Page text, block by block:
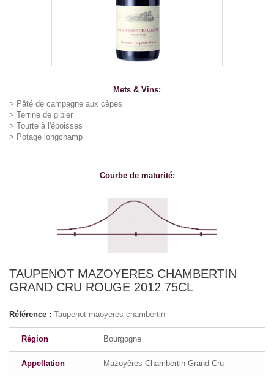
Mets & Vins:
> Pâté de campagne aux cèpes
> Terrine de gibier
> Tourte à l'époisses
> Potage longchamp
Courbe de maturité:
TAUPENOT MAZOYERES CHAMBERTIN
GRAND CRU ROUGE 2012 75CL
Référence : Taupenot maoyeres chambertin
Région Bourgogne
Appellation Mazoyères-Chambertin Grand Cru